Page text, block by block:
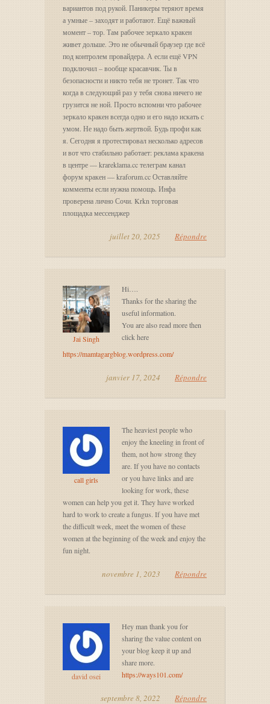
вариантов под рукой. Паникеры теряют время
а умные – заходят и работают. Ещё важный
момент – тор. Там рабочее зеркало кракен
живет дольше. Это не обычный браузер где всё
под контролем провайдера. А если ещё VPN
подключил – вообще красавчик. Ты в
безопасности и никто тебя не тронет. Так что
когда в следующий раз у тебя снова ничего не
грузится не ной. Просто вспомни что рабочее
зеркало кракен всегда одно и его надо искать с
умом. Не надо быть жертвой. Будь профи как
я. Сегодня я протестировал несколько адресов
и вот что стабильно работает: реклама кракена
в центре — krareklama.cc телеграм канал
форум кракен — kraforum.cc Оставляйте
комменты если нужна помощь. Инфа
проверена лично Сочи. Krkn торговая
площадка мессенджер
juillet 20, 2025 Répondre
Jai Singh
Hi….
Thanks for the sharing the
useful information.
You are also read more then
click here
https://mamtagargblog.wordpress.com/
janvier 17, 2024 Répondre
call girls
The heaviest people who
enjoy the kneeling in front of
them, not how strong they
are. If you have no contacts
or you have links and are
looking for work, these
women can help you get it. They have worked
hard to work to create a fungus. If you have met
the difficult week, meet the women of these
women at the beginning of the week and enjoy the
fun night.
novembre 1, 2023 Répondre
david osei
Hey man thank you for
sharing the value content on
your blog keep it up and
share more.
https://ways101.com/
septembre 8, 2022 Répondre